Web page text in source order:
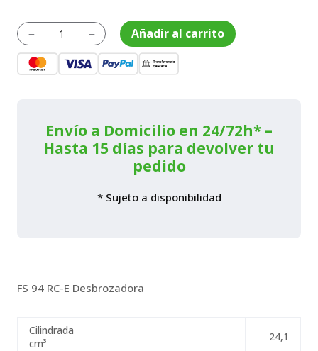
original
era:
569,00€.
actual
es:
512,10€.
K
Desbrozadora
de
gasolina
Autocut
L Añadir al carrito
Envío a Domicilio en 24/72h* –
Hasta 15 días para devolver tu
pedido
* Sujeto a disponibilidad
FS 94 RC-E Desbrozadora
Cilindrada
cm³
24,1